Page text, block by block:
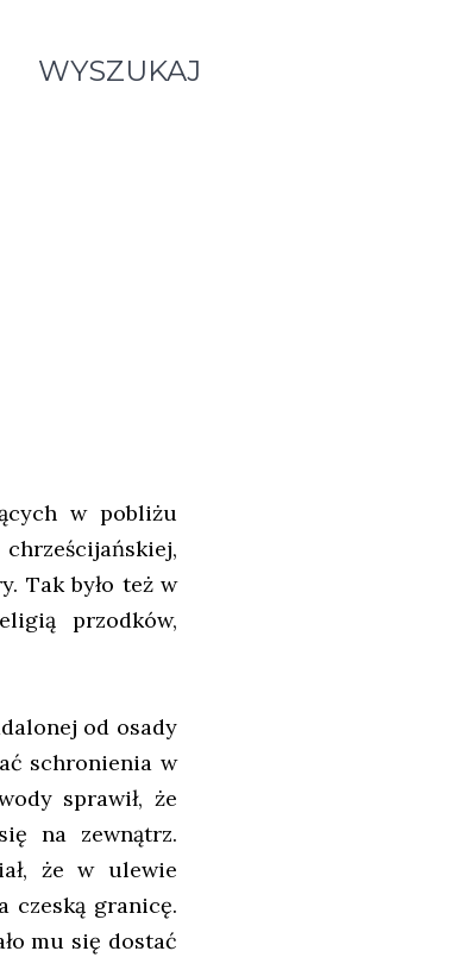
WYSZUKAJ
w pobliżu
Tak było też w
przodków,
od osady
schronienia w
sprawił, że
na zewnątrz.
że w ulewie
czeską granicę.
mu się dostać